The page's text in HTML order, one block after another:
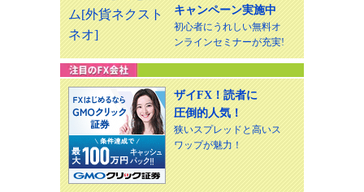
キャンペーン実施中
初心者にうれしい無料オ
ンラインセミナーが充実!
ザイFX！読者に
圧倒的人気！
狭いスプレッドと高いス
ワップが魅力！